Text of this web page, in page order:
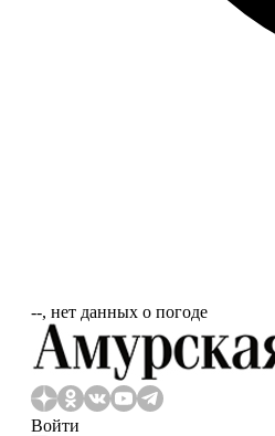
‐‐, нет данных о погоде
Войти